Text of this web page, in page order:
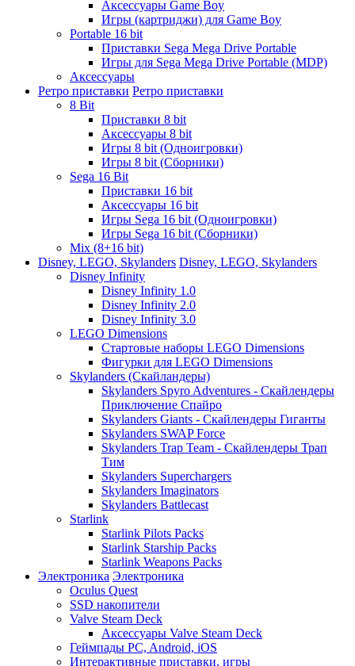
Аксессуары Game Boy
Игры (картриджи) для Game Boy
Portable 16 bit
Приставки Sega Mega Drive Portable
Игры для Sega Mega Drive Portable (MDP)
Аксессуары
Ретро приставки Ретро приставки
8 Bit
Приставки 8 bit
Аксессуары 8 bit
Игры 8 bit (Одноигровки)
Игры 8 bit (Сборники)
Sega 16 Bit
Приставки 16 bit
Аксессуары 16 bit
Игры Sega 16 bit (Одноигровки)
Игры Sega 16 bit (Сборники)
Mix (8+16 bit)
Disney, LEGO, Skylanders Disney, LEGO, Skylanders
Disney Infinity
Disney Infinity 1.0
Disney Infinity 2.0
Disney Infinity 3.0
LEGO Dimensions
Стартовые наборы LEGO Dimensions
Фигурки для LEGO Dimensions
Skylanders (Скайландеры)
Skylanders Spyro Adventures - Скайлендеры
Приключение Спайро
Skylanders Giants - Скайлендеры Гиганты
Skylanders SWAP Force
Skylanders Trap Team - Скайлендеры Трап
Тим
Skylanders Superchargers
Skylanders Imaginators
Skylanders Battlecast
Starlink
Starlink Pilots Packs
Starlink Starship Packs
Starlink Weapons Packs
Электроника Электроника
Oculus Quest
SSD накопители
Valve Steam Deck
Аксессуары Valve Steam Deck
Геймпады PC, Android, iOS
Интерактивные приставки, игры